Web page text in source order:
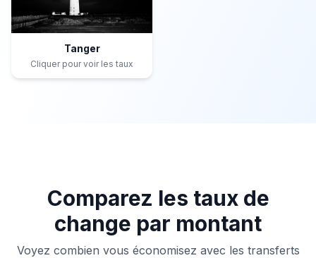
Tanger
Cliquer pour voir les taux
Comparez les taux de
change par montant
Voyez combien vous économisez avec les transferts